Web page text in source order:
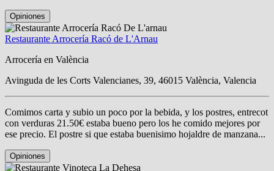
Opiniones
Restaurante Arrocería Racó de L'Arnau
Arrocería en València
Avinguda de les Corts Valencianes, 39, 46015 València, Valencia
Comimos carta y subio un poco por la bebida, y los postres, entrecot
con verduras 21.50€ estaba bueno pero los he comido mejores por
ese precio. El postre si que estaba buenisimo hojaldre de manzana...
Opiniones